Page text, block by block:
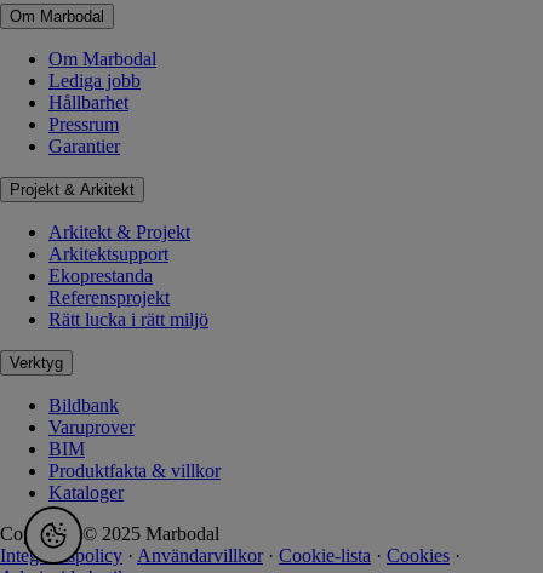
Om Marbodal
Om Marbodal
Lediga jobb
Hållbarhet
Pressrum
Garantier
Projekt & Arkitekt
Arkitekt & Projekt
Arkitektsupport
Ekoprestanda
Referensprojekt
Rätt lucka i rätt miljö
Verktyg
Bildbank
Varuprover
BIM
Produktfakta & villkor
Kataloger
Copyright © 2025 Marbodal
Integritetspolicy · Användarvillkor · Cookie-lista · Cookies ·